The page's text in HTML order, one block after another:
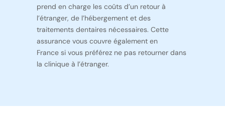
prend en charge les coûts d’un retour à
l’étranger, de l’hébergement et des
traitements dentaires nécessaires. Cette
assurance vous couvre également en
France si vous préférez ne pas retourner dans
la clinique à l’étranger.